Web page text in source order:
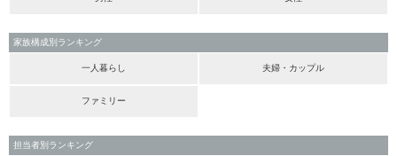
家族構成別ランキング
一人暮らし 夫婦・カップル
ファミリー
担当者別ランキング